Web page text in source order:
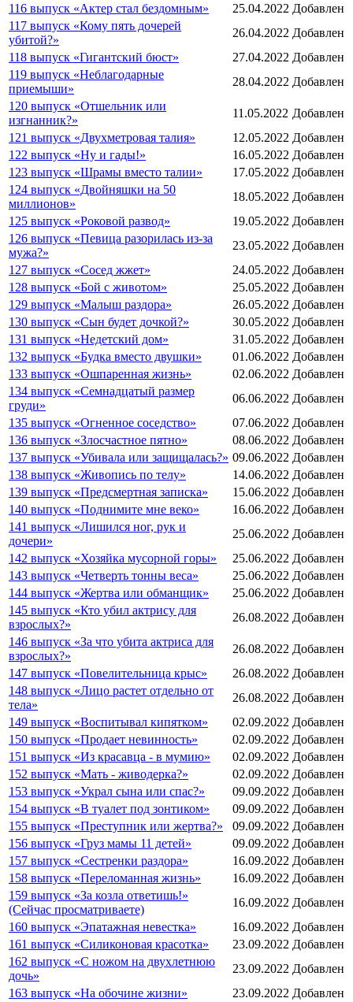
116 выпуск «Актер стал бездомным»
25.04.2022 Добавлен
117 выпуск «Кому пять дочерей
убитой?»
26.04.2022 Добавлен
118 выпуск «Гигантский бюст»
27.04.2022 Добавлен
119 выпуск «Неблагодарные
приемыши»
28.04.2022 Добавлен
120 выпуск «Отшельник или
изгнанник?»
11.05.2022 Добавлен
121 выпуск «Двухметровая талия»
12.05.2022 Добавлен
122 выпуск «Ну и гады!»
16.05.2022 Добавлен
123 выпуск «Шрамы вместо талии»
17.05.2022 Добавлен
124 выпуск «Двойняшки на 50
миллионов»
18.05.2022 Добавлен
125 выпуск «Роковой развод»
19.05.2022 Добавлен
126 выпуск «Певица разорилась из-за
мужа?»
23.05.2022 Добавлен
127 выпуск «Сосед жжет»
24.05.2022 Добавлен
128 выпуск «Бой с животом»
25.05.2022 Добавлен
129 выпуск «Малыш раздора»
26.05.2022 Добавлен
130 выпуск «Сын будет дочкой?»
30.05.2022 Добавлен
131 выпуск «Недетский дом»
31.05.2022 Добавлен
132 выпуск «Будка вместо двушки»
01.06.2022 Добавлен
133 выпуск «Ошпаренная жизнь»
02.06.2022 Добавлен
134 выпуск «Семнадцатый размер
груди»
06.06.2022 Добавлен
135 выпуск «Огненное соседство»
07.06.2022 Добавлен
136 выпуск «Злосчастное пятно»
08.06.2022 Добавлен
137 выпуск «Убивала или защищалась?» 09.06.2022 Добавлен
138 выпуск «Живопись по телу»
14.06.2022 Добавлен
139 выпуск «Предсмертная записка»
15.06.2022 Добавлен
140 выпуск «Поднимите мне веко»
16.06.2022 Добавлен
141 выпуск «Лишился ног, рук и
дочери»
25.06.2022 Добавлен
142 выпуск «Хозяйка мусорной горы»
25.06.2022 Добавлен
143 выпуск «Четверть тонны веса»
25.06.2022 Добавлен
144 выпуск «Жертва или обманщик»
25.06.2022 Добавлен
145 выпуск «Кто убил актрису для
взрослых?»
26.08.2022 Добавлен
146 выпуск «За что убита актриса для
взрослых?»
26.08.2022 Добавлен
147 выпуск «Повелительница крыс»
26.08.2022 Добавлен
148 выпуск «Лицо растет отдельно от
тела»
26.08.2022 Добавлен
149 выпуск «Воспитывал кипятком»
02.09.2022 Добавлен
150 выпуск «Продает невинность»
02.09.2022 Добавлен
151 выпуск «Из красавца - в мумию»
02.09.2022 Добавлен
152 выпуск «Мать - живодерка?»
02.09.2022 Добавлен
153 выпуск «Украл сына или спас?»
09.09.2022 Добавлен
154 выпуск «В туалет под зонтиком»
09.09.2022 Добавлен
155 выпуск «Преступник или жертва?»
09.09.2022 Добавлен
156 выпуск «Груз мамы 11 детей»
09.09.2022 Добавлен
157 выпуск «Сестренки раздора»
16.09.2022 Добавлен
158 выпуск «Переломанная жизнь»
16.09.2022 Добавлен
159 выпуск «За козла ответишь!»
(Сейчас просматриваете)
16.09.2022 Добавлен
160 выпуск «Эпатажная невестка»
16.09.2022 Добавлен
161 выпуск «Силиконовая красотка»
23.09.2022 Добавлен
162 выпуск «С ножом на двухлетнюю
дочь»
23.09.2022 Добавлен
163 выпуск «На обочине жизни»
23.09.2022 Добавлен